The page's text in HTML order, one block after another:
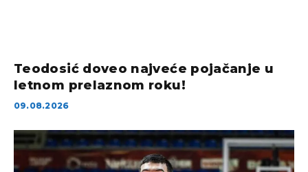
Teodosić doveo najveće pojačanje u
letnom prelaznom roku!
09.08.2026